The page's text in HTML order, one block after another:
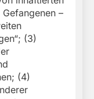
–
(3)
(4)